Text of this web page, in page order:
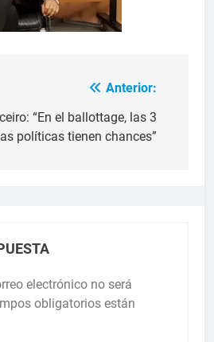
Anterior:
“En el ballottage, las 3
políticas tienen chances”
electrónico no será
obligatorios están